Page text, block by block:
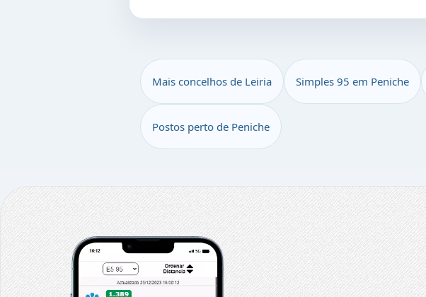
Mais concelhos de Leiria Simples 95 em Peniche
Postos perto de Peniche